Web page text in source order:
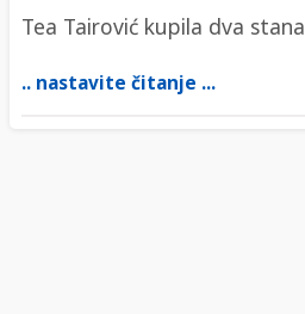
Tea Tairović kupila dva stana
.. nastavite čitanje ...